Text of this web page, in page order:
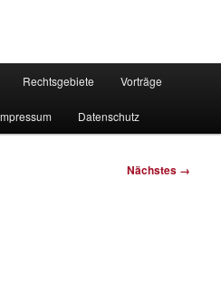
Rechtsgebiete Vorträge
Datenschutz
Nächstes →